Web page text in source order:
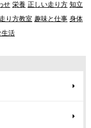
せ 栄養 正しい走り方 知立
走り方教室 趣味と仕事 身体
生活